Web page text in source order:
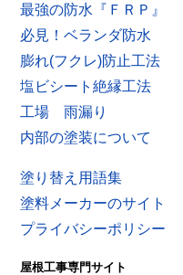
最強の防水『ＦＲＰ』
必見！ベランダ防水
膨れ(フクレ)防止工法
塩ビシート絶縁工法
工場 雨漏り
内部の塗装について
塗り替え用語集
塗料メーカーのサイト
プライバシーポリシー
屋根工事専門サイト